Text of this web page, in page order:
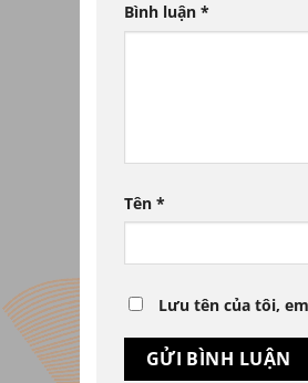
Bình luận *
Tên *
Lưu tên của tôi,